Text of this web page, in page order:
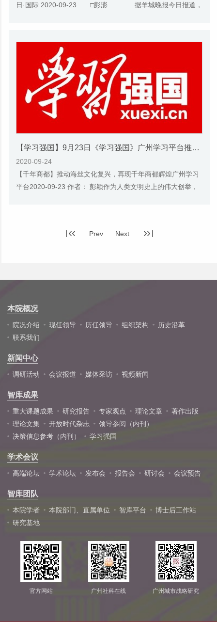
日·国际 2020-09-23 □彭澎 据羊城晚报今日报道，
【学习强国】9月23日《学习强国》广州学习平台推送我院哲文所彭颖副研究员的理论文章《推动海丝文化复兴，再现千年商都辉煌》
2020-09-24
【千年商都】推动海丝文化复兴，再现千年商都辉煌广州学习
平台2020-09-23 作者： 彭颖作为人类文明史上的伟大创举，
Prev Next
本院概况
院况介绍 现任领导 历任领导 组织架构
历史沿革
联系我们
新闻中心
调研活动 会议报道 媒体采访 视频新闻
智库成果
重大课题成果 研究报告 专家观点 理论文章
著作出版
理论文集
开放时代杂志
领导参阅（内刊）
决策信息参考（内刊）
学习强国
学术会议
高端论坛 学术论坛 发布会 报告会 研讨会 会议预告
智库团队
本院学者 本院部门、直属单位 智库平台
博士后工作站
研究基地
官方网站 广州社科在线 广州城市战略研究